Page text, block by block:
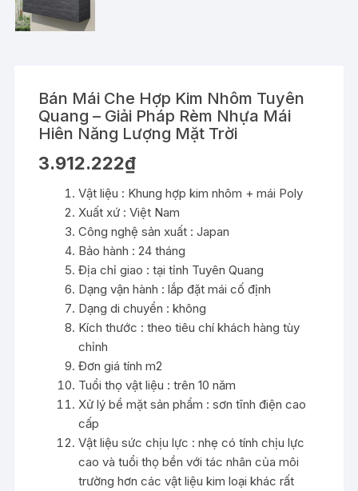
Bán Mái Che Hợp Kim Nhôm Tuyên
Quang – Giải Pháp Rèm Nhựa Mái
Hiên Năng Lượng Mặt Trời
3.912.222₫
Vật liệu : Khung hợp kim nhôm + mái Poly
Xuất xứ : Việt Nam
Công nghệ sản xuất : Japan
Bảo hành : 24 tháng
Địa chỉ giao : tại tỉnh Tuyên Quang
Dạng vận hành : lắp đặt mái cố định
Dạng di chuyển : không
Kích thước : theo tiêu chí khách hàng tùy
chỉnh
Đơn giá tính m2
Tuổi thọ vật liệu : trên 10 năm
Xử lý bề mặt sản phẩm : sơn tĩnh điện cao
cấp
Vật liệu sức chịu lực : nhẹ có tính chịu lực
cao và tuổi thọ bền với tác nhân của môi
trường hơn các vật liệu kim loại khác rất